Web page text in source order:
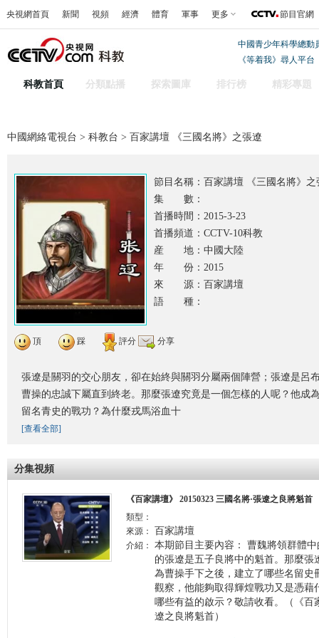
央視網首頁 新聞 視頻 經濟 體育 軍事 更多 節目官網
中國青少年科學總動
《等着我》尋人平台
科教首頁 分類點播 探索圖庫 排行榜 精彩專題
中國網絡電視台 > 科教台 > 百家講壇 《三國名將》之張遼
節目名稱： 百家講壇 《三國名將》之
集 數：
首播時間：2015-3-23
首播頻道：CCTV-10科教
産 地：中國大陸
年 份：2015
來 源：百家講壇
語 種：
頂 踩 評分 分享
張遼是關羽的交心朋友，卻在始終與關羽分屬兩個陣營；張遼是呂
曹操的忠誠下屬直到終老。那麼張遼究竟是一個怎樣的人呢？他成
留名青史的戰功？為什麼戎馬浴血十
[查看全部]
分集視頻
《百家講壇》 20150323 三國名將·張遼之良將魁首
類型：
來源：
百家講壇
介紹：
本期節目主要內容： 曹魏將領群體
的張遼是五子良將中的魁首。那麼
為曹操手下之後，建立了哪些名留史
觀察，他能夠取得輝煌戰功又是憑藉
哪些有益的啟示？敬請收看。（《百
遼之良將魁首）